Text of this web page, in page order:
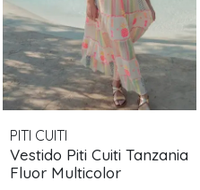
PITI CUITI
Vestido Piti Cuiti Tanzania
Fluor Multicolor